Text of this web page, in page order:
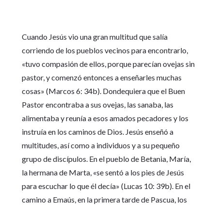
Cuando Jesús vio una gran multitud que salía
corriendo de los pueblos vecinos para encontrarlo,
«tuvo compasión de ellos, porque parecían ovejas sin
pastor, y comenzó entonces a enseñarles muchas
cosas» (Marcos 6: 34b). Dondequiera que el Buen
Pastor encontraba a sus ovejas, las sanaba, las
alimentaba y reunía a esos amados pecadores y los
instruía en los caminos de Dios. Jesús enseñó a
multitudes, así como a individuos y a su pequeño
grupo de discípulos. En el pueblo de Betania, María,
la hermana de Marta, «se sentó a los pies de Jesús
para escuchar lo que él decía» (Lucas 10: 39b). En el
camino a Emaús, en la primera tarde de Pascua, los